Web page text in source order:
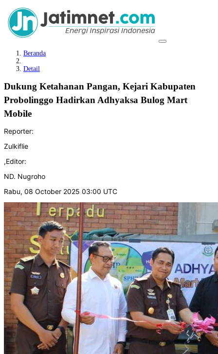
Beranda
Detail
Dukung Ketahanan Pangan, Kejari Kabupaten
Probolinggo Hadirkan Adhyaksa Bulog Mart
Mobile
Reporter:
Zulkiflie
,Editor:
ND. Nugroho
Rabu, 08 October 2025 03:00 UTC